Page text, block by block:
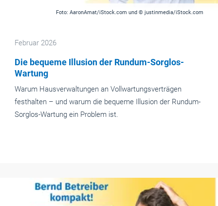
Foto: AaronAmat/iStock.com und © justinmedia/iStock.com
Februar 2026
Die bequeme Illusion der Rundum-Sorglos-
Wartung
Warum Hausverwaltungen an Vollwartungsverträgen
festhalten – und warum die bequeme Illusion der Rundum-
Sorglos-Wartung ein Problem ist.